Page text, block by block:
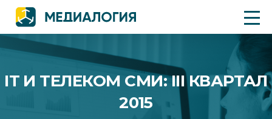
IT И ТЕЛЕКОМ СМИ: III КВАРТАЛ
2015